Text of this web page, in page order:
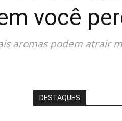
você
aromas podem atrair
DESTAQUES